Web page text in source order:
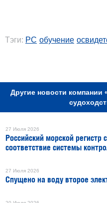
Тэги: РС обучение
Другие новости компании
27 Июля 2026
Российский морской регистр
соответствие системы
27 Июля 2026
Спущено на воду второе